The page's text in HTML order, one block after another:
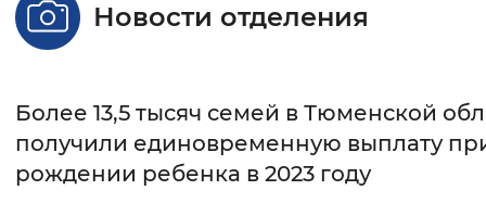
Стандартный Увеличенный
Интервал между буквами
Новости отделения
Более 13,5 тысяч семей в Тюменской
получили единовременную выплату
рождении ребенка в 2023 году